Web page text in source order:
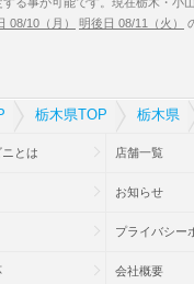
08/10（月） 明後日 08/11（火）
栃木県TOP 栃木県
とは 店舗一覧
お知らせ
プライバシー
会社概要